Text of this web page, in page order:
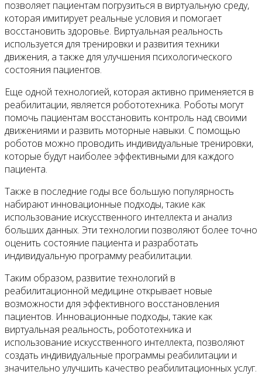
позволяет пациентам погрузиться в виртуальную среду,
которая имитирует реальные условия и помогает
восстановить здоровье. Виртуальная реальность
используется для тренировки и развития техники
движения, а также для улучшения психологического
состояния пациентов.
Еще одной технологией, которая активно применяется в
реабилитации, является робототехника. Роботы могут
помочь пациентам восстановить контроль над своими
движениями и развить моторные навыки. С помощью
роботов можно проводить индивидуальные тренировки,
которые будут наиболее эффективными для каждого
пациента.
Также в последние годы все большую популярность
набирают инновационные подходы, такие как
использование искусственного интеллекта и анализ
больших данных. Эти технологии позволяют более точно
оценить состояние пациента и разработать
индивидуальную программу реабилитации.
Таким образом, развитие технологий в
реабилитационной медицине открывает новые
возможности для эффективного восстановления
пациентов. Инновационные подходы, такие как
виртуальная реальность, робототехника и
использование искусственного интеллекта, позволяют
создать индивидуальные программы реабилитации и
значительно улучшить качество реабилитационных услуг.